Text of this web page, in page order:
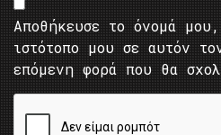
Αποθήκευσε το όνομά
ιστότοπο μου σε αυτόν
επόμενη φορά που θα